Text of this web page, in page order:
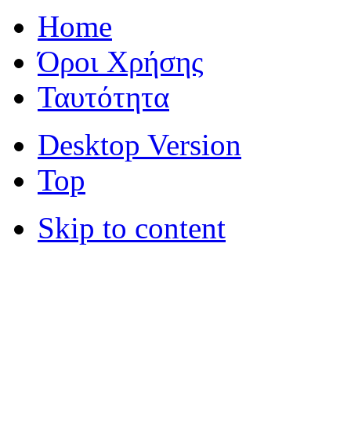
Home
Όροι Χρήσης
Ταυτότητα
Desktop Version
Top
Skip to content